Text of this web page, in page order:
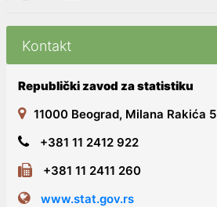
Kontakt
Republički zavod za statistiku
11000 Beograd, Milana Rakića 5
+381 11 2412 922
+381 11 2411 260
www.stat.gov.rs